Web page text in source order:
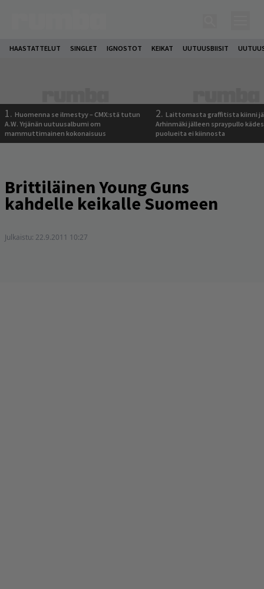
HAASTATTELUT SINGLET IGNOSTOT KEIKAT UUTUUSBIISIT
1. Huomenna se ilmestyy – CMX:stä tutun
A.W. Yrjänän uutuusalbumi om
mammuttimainen kokonaisuus
2. Laittomasta graffitista kiinni
Arhinmäki jälleen spraypullo
puolueita ei kiinnosta
Brittiläinen Young Guns
kahdelle keikalle Suomeen
Julkaistu: 22.9.2011 10:27